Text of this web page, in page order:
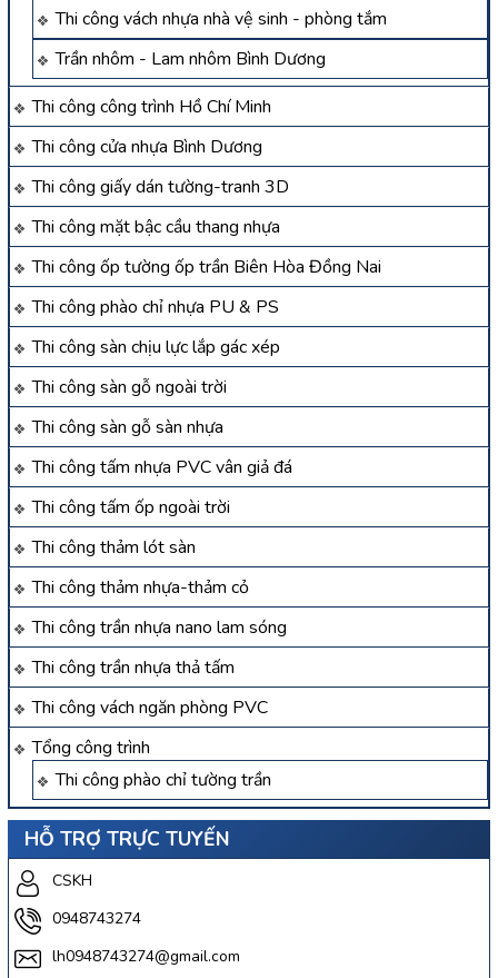
Thi công vách nhựa nhà vệ sinh - phòng tắm
Trần nhôm - Lam nhôm Bình Dương
Thi công công trình Hồ Chí Minh
Thi công cửa nhựa Bình Dương
Thi công giấy dán tường-tranh 3D
Thi công mặt bậc cầu thang nhựa
Thi công ốp tường ốp trần Biên Hòa Đồng Nai
Thi công phào chỉ nhựa PU & PS
Thi công sàn chịu lực lắp gác xép
Thi công sàn gỗ ngoài trời
Thi công sàn gỗ sàn nhựa
Thi công tấm nhựa PVC vân giả đá
Thi công tấm ốp ngoài trời
Thi công thảm lót sàn
Thi công thảm nhựa-thảm cỏ
Thi công trần nhựa nano lam sóng
Thi công trần nhựa thả tấm
Thi công vách ngăn phòng PVC
Tổng công trình
Thi công phào chỉ tường trần
HỖ TRỢ TRỰC TUYẾN
CSKH
0948743274
lh0948743274@gmail.com